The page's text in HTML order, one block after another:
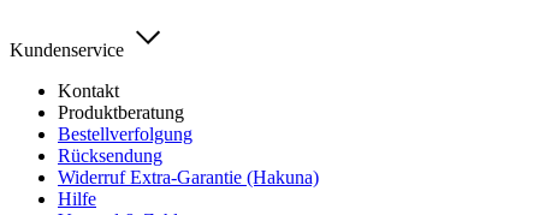
Kundenservice
Kontakt
Produktberatung
Bestellverfolgung
Rücksendung
Widerruf Extra-Garantie (Hakuna)
Hilfe